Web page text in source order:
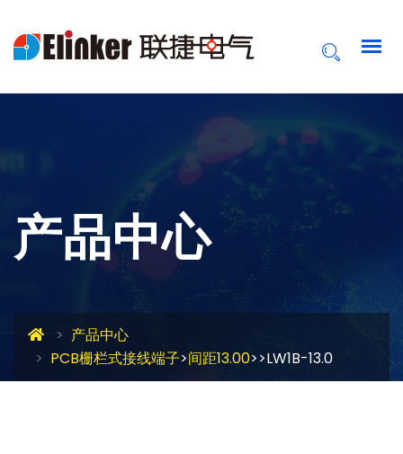
产品中心
产品中心
PCB栅栏式接线端子>间距13.00>>LW1B-13.0